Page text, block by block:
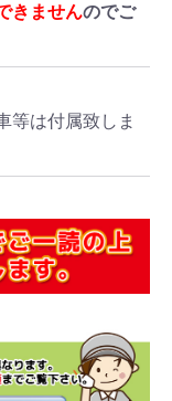
きませんのでご
等は付属致しま